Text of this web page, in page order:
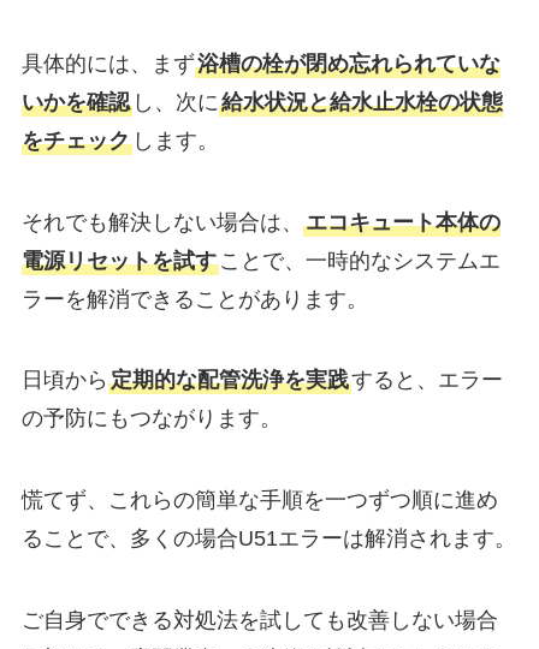
具体的には、まず浴槽の栓が閉め忘れられていな
いかを確認し、次に給水状況と給水止水栓の状態
をチェックします。
それでも解決しない場合は、 エコキュート本体の
電源リセットを試すことで、一時的なシステムエ
ラーを解消できることがあります。
日頃から 定期的な配管洗浄を実践すると、エラー
の予防にもつながります。
慌てず、これらの簡単な手順を一つずつ順に進め
ることで、多くの場合U51エラーは解消されます。
ご自身でできる対処法を試しても改善しない場合